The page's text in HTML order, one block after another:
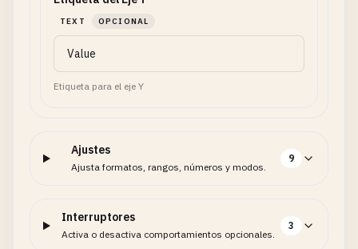
TEXT OPCIONAL
Etiqueta para el eje Y
Ajustes
Ajusta formatos, rangos, números y modos.
9
Interruptores
Activa o desactiva comportamientos opcionales.
3